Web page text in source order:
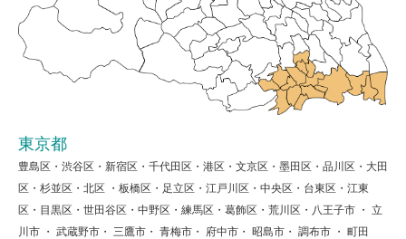
東京都
豊島区・渋谷区・新宿区・千代田区・港区・文京区・墨田区・品川区・大田
区・杉並区・北区 ・板橋区・足立区・江戸川区・中央区・台東区・江東
区・目黒区・世田谷区・中野区・練馬区・葛飾区・荒川区・八王子市 ・ 立
川市 ・ 武蔵野市・ 三鷹市・ 青梅市・ 府中市・ 昭島市・ 調布市 ・ 町田